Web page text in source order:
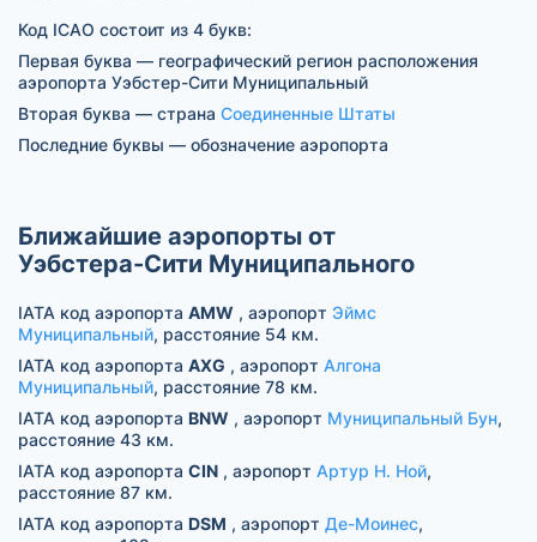
Код ICAO состоит из 4 букв:
Первая буква — географический регион расположения
аэропорта Уэбстер-Сити Муниципальный
Вторая буква — страна Соединенные Штаты
Последние буквы — обозначение аэропорта
Ближайшие аэропорты от
Уэбстера-Сити Муниципального
IATA код аэропорта AMW , аэропорт Эймс
Муниципальный, расстояние 54 км.
IATA код аэропорта AXG , аэропорт Алгона
Муниципальный, расстояние 78 км.
IATA код аэропорта BNW , аэропорт Муниципальный Бун,
расстояние 43 км.
IATA код аэропорта CIN , аэропорт Артур Н. Ной,
расстояние 87 км.
IATA код аэропорта DSM , аэропорт Де-Моинес,